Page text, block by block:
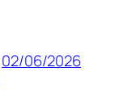
02/06/2026